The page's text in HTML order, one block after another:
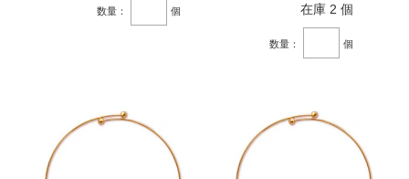
数量： 個
在庫 2 個
数量： 個